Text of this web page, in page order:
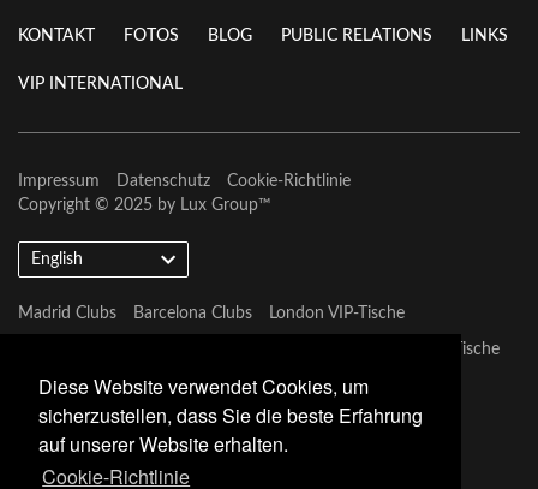
Diese Website verwendet Cookies, um
sicherzustellen, dass Sie die beste Erfahrung
auf unserer Website erhalten.
Cookie-Richtlinie
KONTAKT FOTOS BLOG PUBLIC RELATIONS LINKS
VIP INTERNATIONAL
Impressum Datenschutz
Cookie-Richtlinie
Copyright © 2025 by Lux Group™
English
Madrid Clubs Barcelona Clubs London VIP-Tische
Las Vegas VIP-Tische
Miami Vip Clubs